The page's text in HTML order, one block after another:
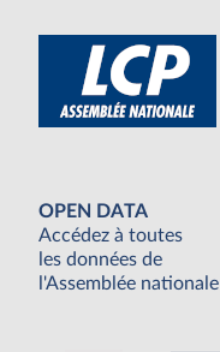
OPEN DATA
Accédez à toutes
les données de
l'Assemblée nationale